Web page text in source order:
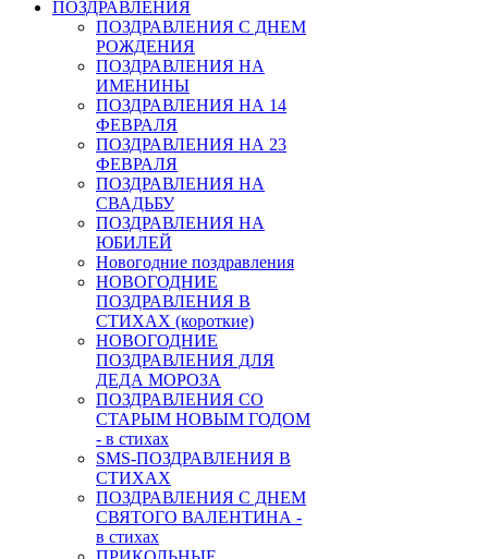
ПОЗДРАВЛЕНИЯ
ПОЗДРАВЛЕНИЯ С ДНЕМ
РОЖДЕНИЯ
ПОЗДРАВЛЕНИЯ НА
ИМЕНИНЫ
ПОЗДРАВЛЕНИЯ НА 14
ФЕВРАЛЯ
ПОЗДРАВЛЕНИЯ НА 23
ФЕВРАЛЯ
ПОЗДРАВЛЕНИЯ НА
СВАДЬБУ
ПОЗДРАВЛЕНИЯ НА
ЮБИЛЕЙ
Новогодние поздравления
НОВОГОДНИЕ
ПОЗДРАВЛЕНИЯ В
СТИХАХ (короткие)
НОВОГОДНИЕ
ПОЗДРАВЛЕНИЯ ДЛЯ
ДЕДА МОРОЗА
ПОЗДРАВЛЕНИЯ СО
СТАРЫМ НОВЫМ ГОДОМ
- в стихах
SMS-ПОЗДРАВЛЕНИЯ В
СТИХАХ
ПОЗДРАВЛЕНИЯ С ДНЕМ
СВЯТОГО ВАЛЕНТИНА -
в стихах